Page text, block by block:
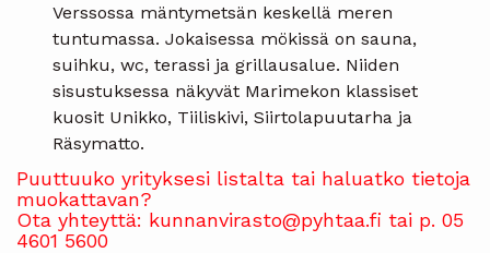
Verssossa mäntymetsän keskellä meren
tuntumassa. Jokaisessa mökissä on sauna,
suihku, wc, terassi ja grillausalue. Niiden
sisustuksessa näkyvät Marimekon klassiset
kuosit Unikko, Tiiliskivi, Siirtolapuutarha ja
Räsymatto.
Puuttuuko yrityksesi listalta tai haluatko tietoja
muokattavan?
Ota yhteyttä: kunnanvirasto@pyhtaa.fi tai p. 05
4601 5600